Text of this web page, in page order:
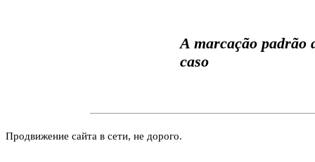
A marcação padrão
caso
Продвижение сайта в сети, не дорого.